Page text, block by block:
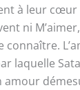
à leur cœur
ni
connaître.
laquelle
amour